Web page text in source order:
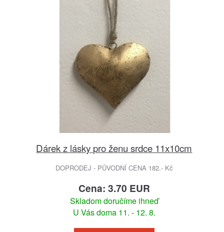
Dárek z lásky pro ženu srdce 11x10cm
DOPRODEJ - PŮVODNÍ CENA 182.- Kč
Cena: 3.70 EUR
Skladom doručíme ihneď
U Vás doma 11. - 12. 8.